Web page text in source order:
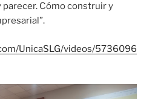
parecer. Cómo construir y
UnicaSLG/videos/5736096